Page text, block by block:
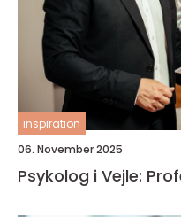
inspiration
06. November 2025
Psykolog i Vejle: